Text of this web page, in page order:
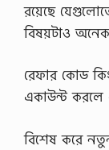
রয়েছে
বিষয়টাও
রেফার কোড
একাউন্ট করলে
বিশেষ করে